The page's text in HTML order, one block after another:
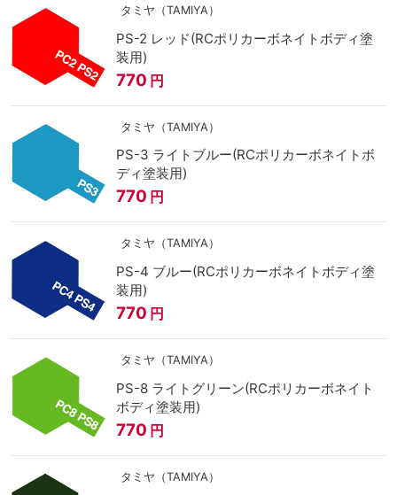
タミヤ（TAMIYA）
PS-2 レッド(RCポリカーボネイトボディ塗
装用)
770 円
タミヤ（TAMIYA）
PS-3 ライトブルー(RCポリカーボネイトボ
ディ塗装用)
770 円
タミヤ（TAMIYA）
PS-4 ブルー(RCポリカーボネイトボディ塗
装用)
770 円
タミヤ（TAMIYA）
PS-8 ライトグリーン(RCポリカーボネイト
ボディ塗装用)
770 円
タミヤ（TAMIYA）